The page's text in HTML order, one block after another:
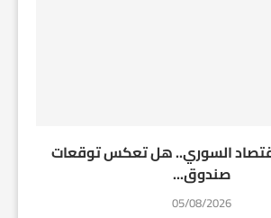
للاقتصاد السوري.. هل تعكس توقعات
صندوق...
05/08/2026